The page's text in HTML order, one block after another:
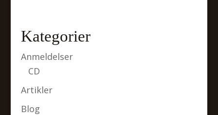
Kategorier
Anmeldelser
CD
Artikler
Blog